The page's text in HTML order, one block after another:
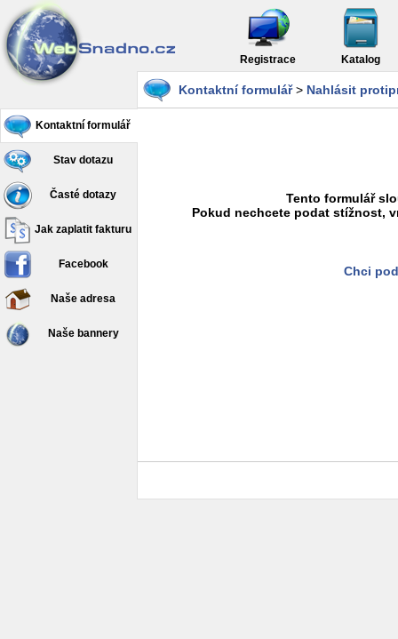
Registrace Katalog
Kontaktní formulář
Stav dotazu
Časté dotazy
Jak zaplatit fakturu
Facebook
Naše adresa
Naše bannery
Kontaktní formulář> Nahlásit
Tento formulář
Pokud nechcete podat stížnost,
Chci